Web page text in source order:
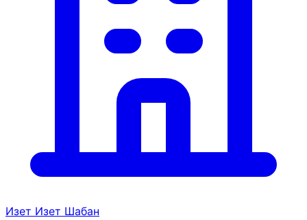
Изет Изет Шабан